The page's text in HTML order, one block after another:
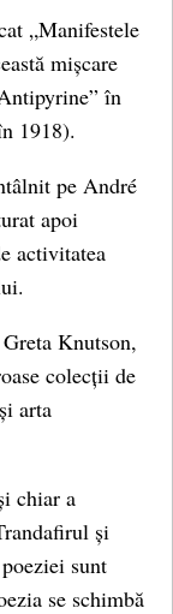
„Manifestele
mișcare
în
1918).
pe André
apoi
activitatea
Knutson,
colecții de
arta
chiar a
și
sunt
se schimbă